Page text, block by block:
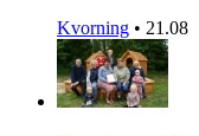
Kvorning • 21.08